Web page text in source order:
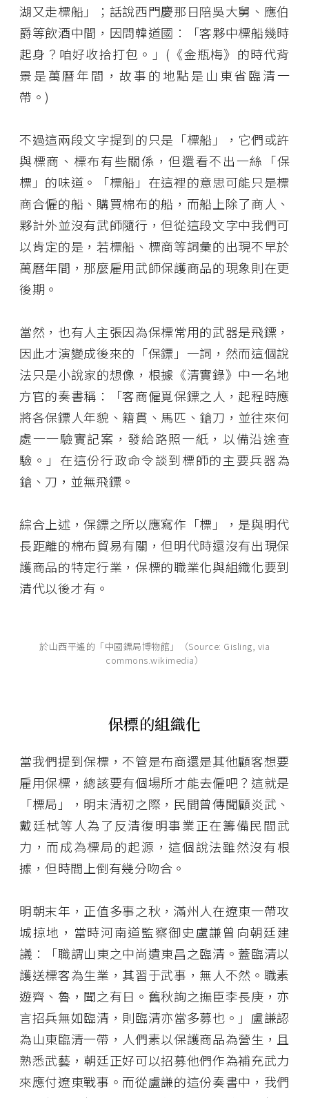
湖又走標船」；話說西門慶那日陪吳大舅、應伯
爵等飲酒中間，因問韓道國：「客夥中標船幾時
起身？咱好收拾打包。」(《金瓶梅》的時代背
景是萬曆年間，故事的地點是山東省臨清一
帶。)
不過這兩段文字提到的只是「標船」，它們或許
與標商、標布有些關係，但還看不出一絲「保
標」的味道。「標船」在這裡的意思可能只是標
商合僱的船、購買棉布的船，而船上除了商人、
夥計外並沒有武師隨行，但從這段文字中我們可
以肯定的是，若標船、標商等詞彙的出現不早於
萬曆年間，那麼雇用武師保護商品的現象則在更
後期。
當然，也有人主張因為保標常用的武器是飛鏢，
因此才演變成後來的「保鏢」一詞，然而這個說
法只是小說家的想像，根據《清實錄》中一名地
方官的奏書稱：「客商僱覓保鏢之人，起程時應
將各保鏢人年貌、籍貫、馬匹、鎗刀，並往來何
處一一驗實記案，發給路照一紙，以備沿途查
驗。」在這份行政命令談到標師的主要兵器為
鎗、刀，並無飛鏢。
綜合上述，保鏢之所以應寫作「標」，是與明代
長距離的棉布貿易有關，但明代時還沒有出現保
護商品的特定行業，保標的職業化與組織化要到
清代以後才有。
於山西平遙的「中國鏢局博物館」（Source: Gisling, via
commons.wikimedia）
保標的組織化
當我們提到保標，不管是布商還是其他顧客想要
雇用保標，總該要有個場所才能去僱吧？這就是
「標局」，明末清初之際，民間曾傳聞顧炎武、
戴廷栻等人為了反清復明事業正在籌備民間武
力，而成為標局的起源，這個說法雖然沒有根
據，但時間上倒有幾分吻合。
明朝末年，正值多事之秋，滿州人在遼東一帶攻
城掠地，當時河南道監察御史盧謙曾向朝廷建
議：「職謂山東之中尚遺東昌之臨清。蓋臨清以
護送標客為生業，其習于武事，無人不然。職素
遊齊、魯，聞之有日。舊秋詢之撫臣李長庚，亦
言招兵無如臨清，則臨清亦當多募也。」盧謙認
為山東臨清一帶，人們素以保護商品為營生，且
熟悉武藝，朝廷正好可以招募他們作為補充武力
來應付遼東戰事。而從盧謙的這份奏書中，我們